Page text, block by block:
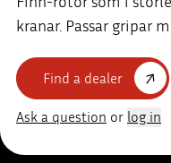
kranar. Passar gripar
Find a dealer
Ask a question or log in